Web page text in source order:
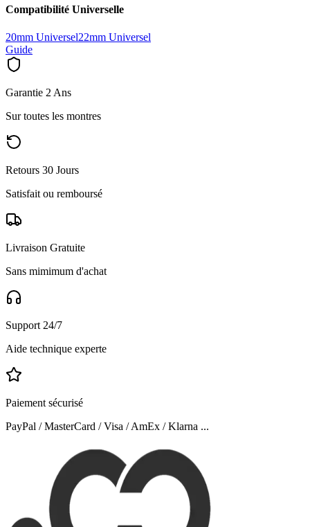
Compatibilité Universelle
20mm Universel22mm Universel
Guide
Garantie 2 Ans
Sur toutes les montres
Retours 30 Jours
Satisfait ou remboursé
Livraison Gratuite
Sans mimimum d'achat
Support 24/7
Aide technique experte
Paiement sécurisé
PayPal / MasterCard / Visa / AmEx / Klarna ...